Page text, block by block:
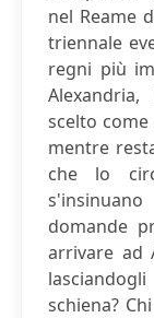
nel Reame
triennale
regni più
scelto
mentre
che lo
domande
arrivare ad
schiena?